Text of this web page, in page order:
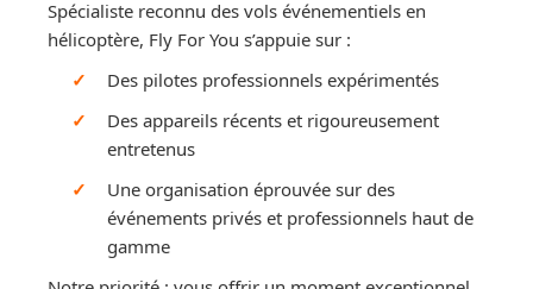
Spécialiste reconnu des vols événementiels en
hélicoptère, Fly For You s’appuie sur :
Des pilotes professionnels expérimentés
Des appareils récents et rigoureusement
entretenus
Une organisation éprouvée sur des
événements privés et professionnels haut de
gamme